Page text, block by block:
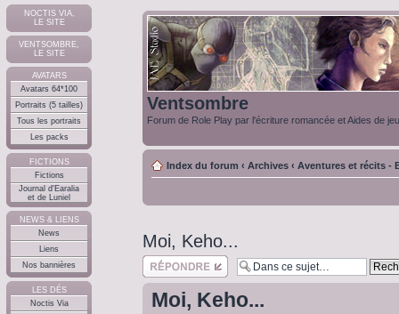
NOCTIS VIA,
LE SITE
VENTSOMBRE,
LE SITE
AVATARS
Avatars 64*100
Portraits (5 tailles)
Tous les portraits
Les packs
FICTIONS
Fictions
Journal d'Earalia
et de Luniel
NEWS & LIENS
News
Liens
Nos bannières
LES DÉS
Noctis Via
Ventsombre
Forum de Role Play par l'écriture romancée et Aides de
Index du forum ‹ Archives ‹ Aventures et récits -
Moi, Keho...
Répondre
Moi, Keho...